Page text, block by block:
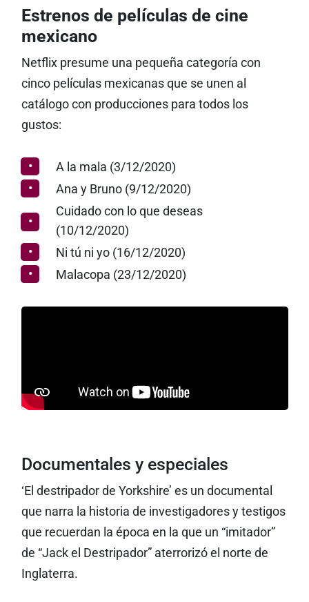
Estrenos de películas de cine
mexicano
Netflix presume una pequeña categoría con
cinco películas mexicanas que se unen al
catálogo con producciones para todos los
gustos:
A la mala (3/12/2020)
Ana y Bruno (9/12/2020)
Cuidado con lo que deseas
(10/12/2020)
Ni tú ni yo (16/12/2020)
Malacopa (23/12/2020)
Documentales y especiales
‘El destripador de Yorkshire’ es un documental
que narra la historia de investigadores y testigos
que recuerdan la época en la que un “imitador”
de “Jack el Destripador” aterrorizó el norte de
Inglaterra.